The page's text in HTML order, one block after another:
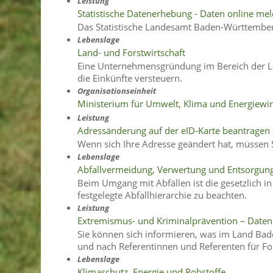
Statistische Datenerhebung - Daten online
Das Statistische Landesamt Baden-
Lebenslage
Land- und Forstwirtschaft
Eine Unternehmensgründung im Bereich der
die Einkünfte versteuern.
Organisationseinheit
Ministerium für Umwelt, Klima und
Leistung
Adressänderung auf der eID-Karte beantragen
Wenn sich Ihre Adresse geändert hat,
Lebenslage
Abfallvermeidung, Verwertung und
Beim Umgang mit Abfällen ist die gesetzlich
festgelegte Abfallhierarchie zu beachten.
Leistung
Extremismus- und Kriminalprävention –
Sie können sich informieren, was im Land
und nach Referentinnen und Referenten für
Lebenslage